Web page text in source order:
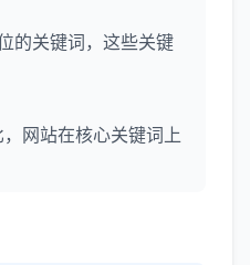
的关键词，这些关键
网站在核心关键词上